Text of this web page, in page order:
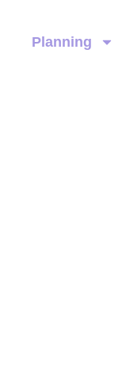
Planning